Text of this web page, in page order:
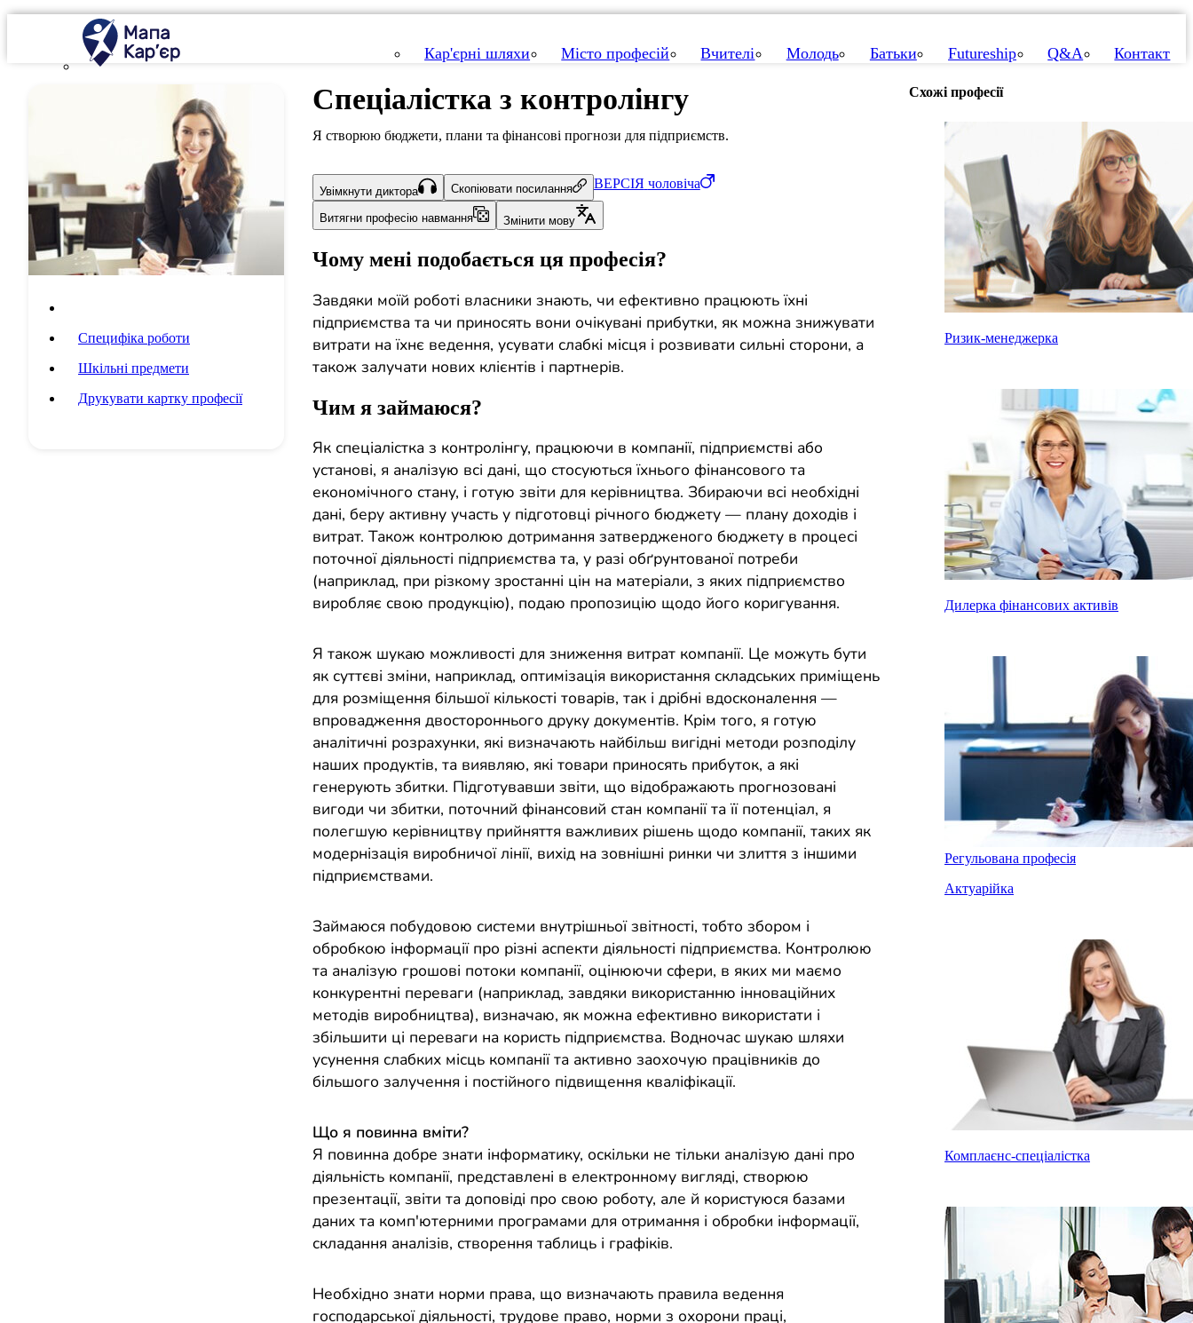
Кар'єрні шляхи Місто професій Вчителі Молодь Батьки Futureship Q&A Контакт
Специфіка роботи
Шкільні предмети
Друкувати картку професії
Спеціалістка з контролінгу
Я створюю бюджети, плани та фінансові прогнози для підприємств.
Увімкнути диктора Скопіювати посилання ВЕРСІЯ чоловіча
Витягни професію навмання Змінити мову
Чому мені подобається ця професія?
Завдяки моїй роботі власники знають, чи ефективно працюють їхні
підприємства та чи приносять вони очікувані прибутки, як можна знижувати
витрати на їхнє ведення, усувати слабкі місця і розвивати сильні сторони, а
також залучати нових клієнтів і партнерів.
Чим я займаюся?
Як спеціалістка з контролінгу, працюючи в компанії, підприємстві або
установі, я аналізую всі дані, що стосуються їхнього фінансового та
економічного стану, і готую звіти для керівництва. Збираючи всі необхідні
дані, беру активну участь у підготовці річного бюджету — плану доходів і
витрат. Також контролюю дотримання затвердженого бюджету в процесі
поточної діяльності підприємства та, у разі обґрунтованої потреби
(наприклад, при різкому зростанні цін на матеріали, з яких підприємство
виробляє свою продукцію), подаю пропозицію щодо його коригування.
Я також шукаю можливості для зниження витрат компанії. Це можуть бути
як суттєві зміни, наприклад, оптимізація використання складських приміщень
для розміщення більшої кількості товарів, так і дрібні вдосконалення —
впровадження двостороннього друку документів. Крім того, я готую
аналітичні розрахунки, які визначають найбільш вигідні методи розподілу
наших продуктів, та виявляю, які товари приносять прибуток, а які
генерують збитки. Підготувавши звіти, що відображають прогнозовані
вигоди чи збитки, поточний фінансовий стан компанії та її потенціал, я
полегшую керівництву прийняття важливих рішень щодо компанії, таких як
модернізація виробничої лінії, вихід на зовнішні ринки чи злиття з іншими
підприємствами.
Займаюся побудовою системи внутрішньої звітності, тобто збором і
обробкою інформації про різні аспекти діяльності підприємства. Контролюю
та аналізую грошові потоки компанії, оцінюючи сфери, в яких ми маємо
конкурентні переваги (наприклад, завдяки використанню інноваційних
методів виробництва), визначаю, як можна ефективно використати і
збільшити ці переваги на користь підприємства. Водночас шукаю шляхи
усунення слабких місць компанії та активно заохочую працівників до
більшого залучення і постійного підвищення кваліфікації.
Що я повинна вміти?
Я повинна добре знати інформатику, оскільки не тільки аналізую дані про
діяльність компанії, представлені в електронному вигляді, створюю
презентації, звіти та доповіді про свою роботу, але й користуюся базами
даних та комп'ютерними програмами для отримання і обробки інформації,
складання аналізів, створення таблиць і графіків.
Необхідно знати норми права, що визначають правила ведення
господарської діяльності, трудове право, норми з охорони праці,
Схожі професії
Ризик-менеджерка
Дилерка фінансових активів
Регульована професія
Актуарійка
Комплаєнс-спеціалістка